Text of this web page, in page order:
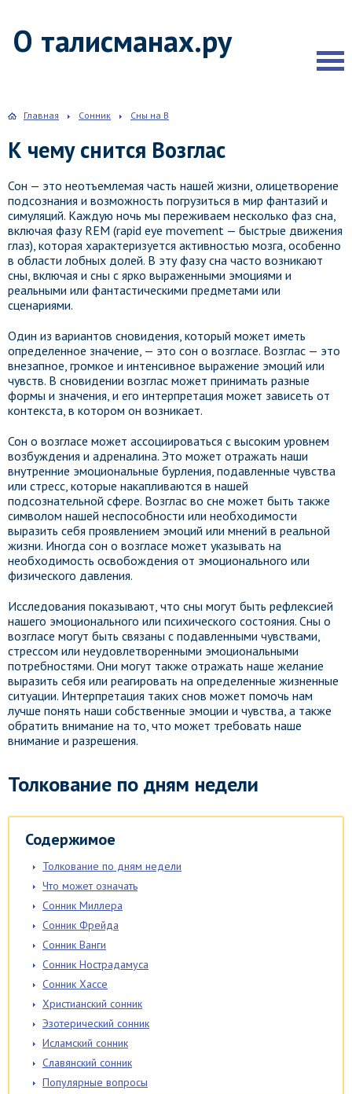
О талисманах.ру
Главная Сонник Сны на В
К чему снится Возглас
Сон — это неотъемлемая часть нашей жизни, олицетворение
подсознания и возможность погрузиться в мир фантазий и
симуляций. Каждую ночь мы переживаем несколько фаз сна,
включая фазу REM (rapid eye movement — быстрые движения
глаз), которая характеризуется активностью мозга, особенно
в области лобных долей. В эту фазу сна часто возникают
сны, включая и сны с ярко выраженными эмоциями и
реальными или фантастическими предметами или
сценариями.
Один из вариантов сновидения, который может иметь
определенное значение, — это сон о возгласе. Возглас — это
внезапное, громкое и интенсивное выражение эмоций или
чувств. В сновидении возглас может принимать разные
формы и значения, и его интерпретация может зависеть от
контекста, в котором он возникает.
Сон о возгласе может ассоциироваться с высоким уровнем
возбуждения и адреналина. Это может отражать наши
внутренние эмоциональные бурления, подавленные чувства
или стресс, которые накапливаются в нашей
подсознательной сфере. Возглас во сне может быть также
символом нашей неспособности или необходимости
выразить себя проявлением эмоций или мнений в реальной
жизни. Иногда сон о возгласе может указывать на
необходимость освобождения от эмоционального или
физического давления.
Исследования показывают, что сны могут быть рефлексией
нашего эмоционального или психического состояния. Сны о
возгласе могут быть связаны с подавленными чувствами,
стрессом или неудовлетворенными эмоциональными
потребностями. Они могут также отражать наше желание
выразить себя или реагировать на определенные жизненные
ситуации. Интерпретация таких снов может помочь нам
лучше понять наши собственные эмоции и чувства, а также
обратить внимание на то, что может требовать наше
внимание и разрешения.
Толкование по дням недели
Содержимое
Толкование по дням недели
Что может означать
Сонник Миллера
Сонник Фрейда
Сонник Ванги
Сонник Нострадамуса
Сонник Хассе
Христианский сонник
Эзотерический сонник
Исламский сонник
Славянский сонник
Популярные вопросы